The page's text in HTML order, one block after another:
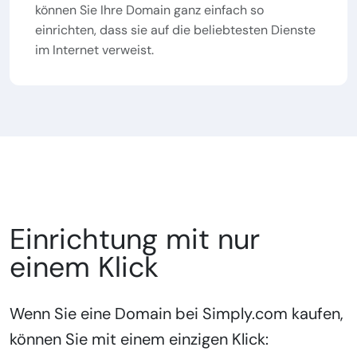
können Sie Ihre Domain ganz einfach so
einrichten, dass sie auf die beliebtesten Dienste
im Internet verweist.
Einrichtung mit nur
einem Klick
Wenn Sie eine Domain bei Simply.com kaufen,
können Sie mit einem einzigen Klick: